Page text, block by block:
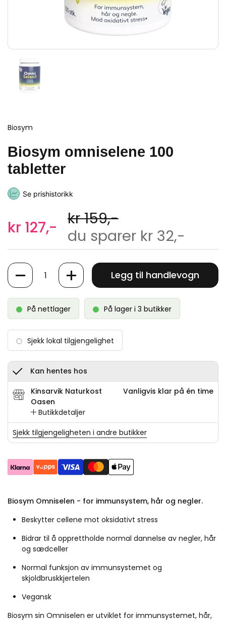
Biosym
Biosym omniselene 100
tabletter
Se prishistorikk
kr 127,- kr 159,-
du sparer kr 32,-
Antall
Legg til handlevogn
På nettlager På lager i 3 butikker
Sjekk lokal tilgjengelighet
Kan hentes hos
Kinsarvik Naturkost
Oasen
Butikkdetaljer
Vanligvis klar på én time
Sjekk tilgjengeligheten i andre butikker
Biosym Omniselen - for immunsystem, hår og negler.
Beskytter cellene mot oksidativt stress
Bidrar til å opprettholde normal dannelse av negler, hår
og sædceller
Normal funksjon av immunsystemet og
skjoldbruskkjertelen
Vegansk
Biosym sin Omniselen er utviklet for immunsystemet, hår,